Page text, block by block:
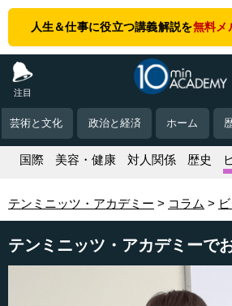
人生＆仕事に役立つ講義解説を無料メ
注目
芸術と文化 政治と経済 ホーム
国際 美容・健康 対人関係 歴史
テンミニッツ・アカデミー コラム
テンミニッツ・アカデミーで